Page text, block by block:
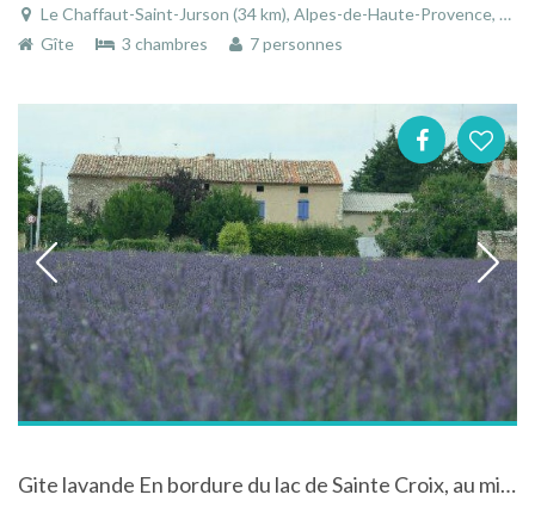
Le Chaffaut-Saint-Jurson (34 km), Alpes-de-Haute-Provence, Provence-Alpes-Côte d'Azur, France
Gîte
3 chambres 7 personnes
Gite lavande En bordure du lac de Sainte Croix, au milieu des champs de lavande.